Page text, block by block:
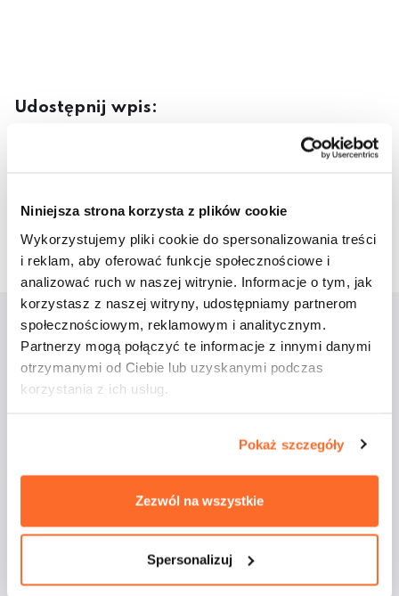
Niniejsza strona korzysta z plików cookie
Wykorzystujemy pliki cookie do spersonalizowania treści
i reklam, aby oferować funkcje społecznościowe i
analizować ruch w naszej witrynie. Informacje o tym, jak
korzystasz z naszej witryny, udostępniamy partnerom
społecznościowym, reklamowym i analitycznym.
Partnerzy mogą połączyć te informacje z innymi danymi
otrzymanymi od Ciebie lub uzyskanymi podczas
korzystania z ich usług.
Pokaż szczegóły
Zezwól na wszystkie
Spersonalizuj
Udostępnij wpis:
30 kwietnia 2018
Aktualności
Studenci ATA na
majówkowym rejsie